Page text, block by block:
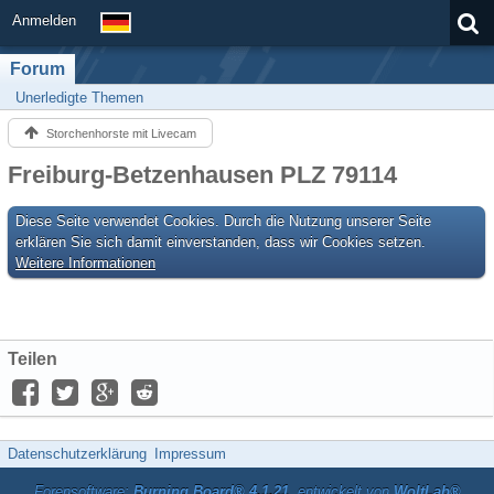
Anmelden
Forum
Unerledigte Themen
Storchenhorste mit Livecam
Freiburg-Betzenhausen PLZ 79114
Diese Seite verwendet Cookies. Durch die Nutzung unserer Seite
erklären Sie sich damit einverstanden, dass wir Cookies setzen.
Weitere Informationen
Teilen
Datenschutzerklärung Impressum